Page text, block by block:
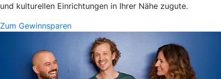
und kulturellen Einrichtungen in Ihrer Nähe zugute.
Zum Gewinnsparen